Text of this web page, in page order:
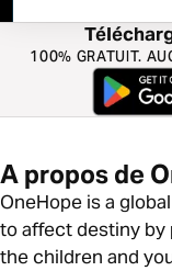
100% GRATUIT.
A propos de
OneHope is a
to affect destiny by
the children and